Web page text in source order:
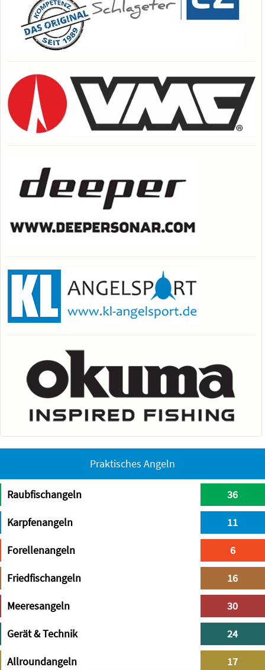
Praktisches Angeln
Raubfischangeln 36
Karpfenangeln 11
Forellenangeln 6
Friedfischangeln 16
Meeresangeln 30
Gerät & Technik 24
Allroundangeln
17